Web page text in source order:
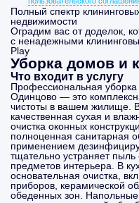
Полный спектр
недвижимости
Оградим вас от доделок,
с ненадежными
Play
Уборка домов и
Что входит в услугу
Профессиональная
Одинцово — это
чистоты в вашем жилище.
качественная сухая и
очистка оконных
полноценная санитарная
применением
тщательно устраняет
предметов интерьера. В
основательная очистка,
приборов, керамической
обеденных зон.